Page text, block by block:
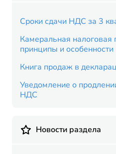
Сроки сдачи НДС за 3
Камеральная
принципы и особенности
Книга продаж в
Уведомление о
НДС
Новости раздела